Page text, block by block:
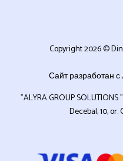
Copyright 2026 ©
Сайт разработан
”ALYRA GROUP SOLUTIONS
Decebal, 10, or.